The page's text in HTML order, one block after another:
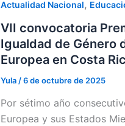
Actualidad Nacional,
VII convocatoria
Igualdad de Género
Europea en Costa
Yula /6 de octubre de 2025
Por sétimo año
Europea y sus Estados